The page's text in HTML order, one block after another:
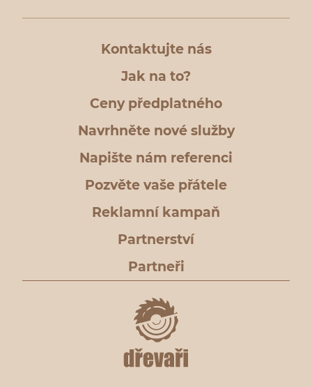
Kontaktujte nás
Jak na to?
Ceny předplatného
Navrhněte nové služby
Napište nám referenci
Pozvěte vaše přátele
Reklamní kampaň
Partnerství
Partneři